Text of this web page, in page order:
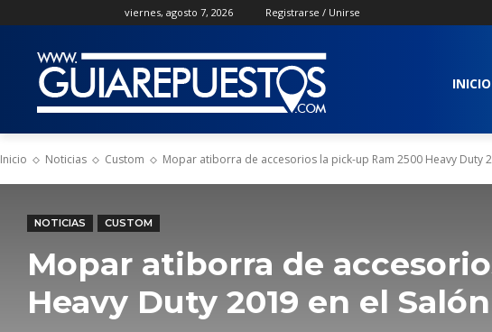
viernes, agosto 7, 2026 Registrarse / Unirse
INICIO
Inicio Noticias Custom Mopar atiborra de accesorios la pick-up Ram 2500 Heavy Duty
NOTICIAS CUSTOM
Mopar atiborra de
Heavy Duty 2019 en el